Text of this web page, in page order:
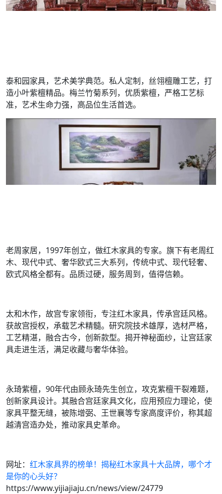
泰和园家具，艺术美学典范。私人定制，丝翎檀雕工艺，打
造小叶紫檀精品。梅兰竹菊系列，优质紫檀，严格工艺标
准，艺术生命力强，高品位生活首选。
老周家居，1997年创立，做红木家具的专家。旗下有老周红
木、现代中式、奢华欧式三大系列，传统中式、现代轻奢、
欧式风格全都有。品质过硬，服务周到，值得信赖。
太和木作，故宫专家领衔，专注红木家具，传承宫廷风格。
获故宫授权，承载艺术精髓。研究院技术雄厚，选材严格，
工艺精湛，融合古今，创新款型。揭开神秘面纱，让宫廷家
具走进生活，满足收藏与奢华体验。
永琦紫檀，90年代由顾永琦先生创立，攻克紫檀干裂难题，
创新家具设计。其融合宫廷家具文化，应用预应力理论，使
家具平整无缝，被陈增弼、王世襄等专家高度评价，称其超
越清宫造办处，推动家具史革命。
网址： 红木家具界的榜单！揭秘红木家具十大品牌，哪个才
是你的心头好？
https://www.yijiajiaju.cn/news/view/24779